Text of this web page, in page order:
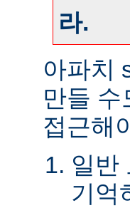
라.
아파치
만들 수
접근해
일반
기억